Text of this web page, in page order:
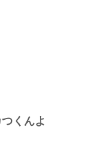
くんよ